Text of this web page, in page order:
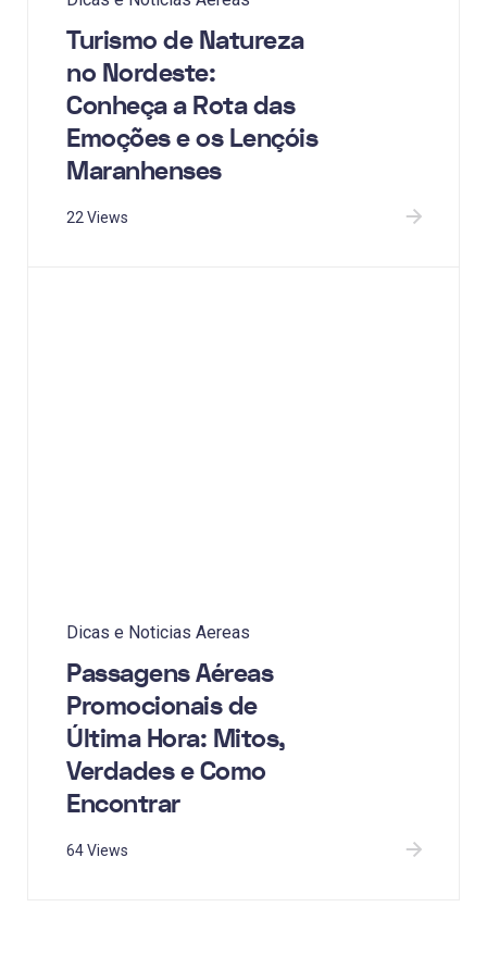
Turismo de Natureza
no Nordeste:
Conheça a Rota das
Emoções e os Lençóis
Maranhenses
22 Views
Dicas e Noticias Aereas
Passagens Aéreas
Promocionais de
Última Hora: Mitos,
Verdades e Como
Encontrar
64 Views